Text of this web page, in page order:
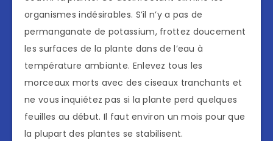
organismes indésirables. S’il n’y a pas de
permanganate de potassium, frottez doucement
les surfaces de la plante dans de l’eau à
température ambiante. Enlevez tous les
morceaux morts avec des ciseaux tranchants et
ne vous inquiétez pas si la plante perd quelques
feuilles au début. Il faut environ un mois pour que
la plupart des plantes se stabilisent.